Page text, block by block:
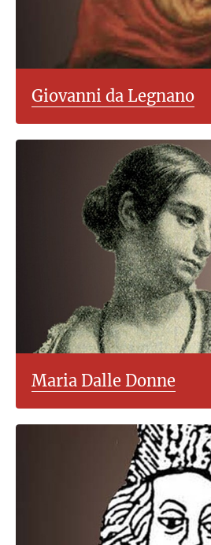
Giovanni da Legnano
Maria Dalle Donne